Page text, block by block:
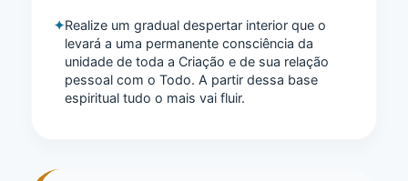
Realize um gradual despertar interior que o
levará a uma permanente consciência da
unidade de toda a Criação e de sua relação
pessoal com o Todo. A partir dessa base
espiritual tudo o mais vai fluir.